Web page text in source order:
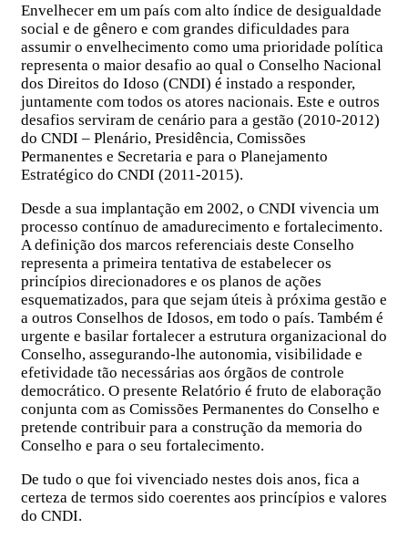
Envelhecer em um país com alto índice de desigualdade
social e de gênero e com grandes dificuldades para
assumir o envelhecimento como uma prioridade política
representa o maior desafio ao qual o Conselho Nacional
dos Direitos do Idoso (CNDI) é instado a responder,
juntamente com todos os atores nacionais. Este e outros
desafios serviram de cenário para a gestão (2010-2012)
do CNDI – Plenário, Presidência, Comissões
Permanentes e Secretaria e para o Planejamento
Estratégico do CNDI (2011-2015).
Desde a sua implantação em 2002, o CNDI vivencia um
processo contínuo de amadurecimento e fortalecimento.
A definição dos marcos referenciais deste Conselho
representa a primeira tentativa de estabelecer os
princípios direcionadores e os planos de ações
esquematizados, para que sejam úteis à próxima gestão e
a outros Conselhos de Idosos, em todo o país. Também é
urgente e basilar fortalecer a estrutura organizacional do
Conselho, assegurando-lhe autonomia, visibilidade e
efetividade tão necessárias aos órgãos de controle
democrático. O presente Relatório é fruto de elaboração
conjunta com as Comissões Permanentes do Conselho e
pretende contribuir para a construção da memoria do
Conselho e para o seu fortalecimento.
De tudo o que foi vivenciado nestes dois anos, fica a
certeza de termos sido coerentes aos princípios e valores
do CNDI.